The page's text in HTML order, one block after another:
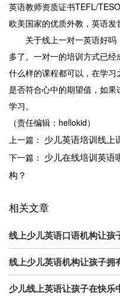
英语教师资质证书TEFL/
欧美国家的优质外教，英语发
关于线上一对一英语好吗
多了。一对一的培训方式已
什么样的课程都可以，在学
是否符合心中的期望值，如
学习。
（责任编辑：hellokid）
上一篇： 少儿英语培训线上
下一篇： 少儿在线培训英语
构？
相关文章
线上少儿英语口语机构让孩
线上少儿英语机构让孩子拥
少儿线上英语让孩子在快乐